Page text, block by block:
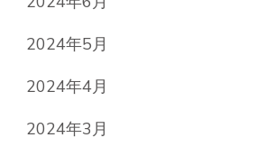
2024年5月
2024年4月
2024年3月